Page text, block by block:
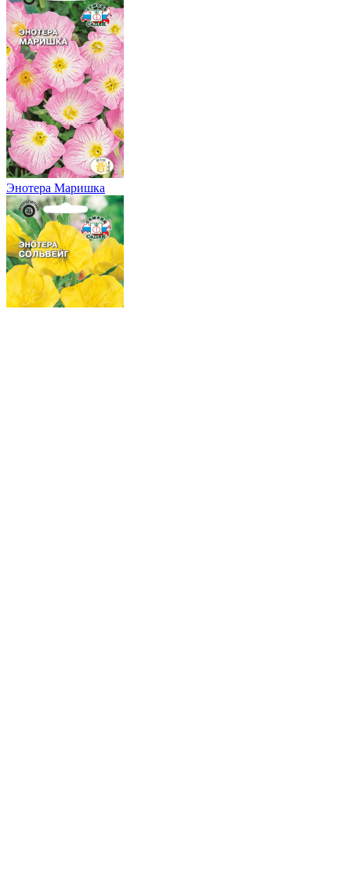
Энотера Маришка